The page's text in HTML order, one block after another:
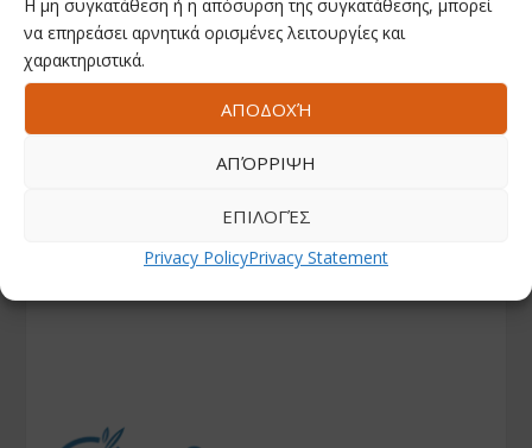
Η μη συγκατάθεση ή η απόσυρση της συγκατάθεσης, μπορεί
να επηρεάσει αρνητικά ορισμένες λειτουργίες και
χαρακτηριστικά.
ΑΠΟΔΟΧΉ
ΑΠΌΡΡΙΨΗ
ΕΠΙΛΟΓΈΣ
Privacy PolicyPrivacy Statement